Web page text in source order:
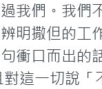
我們。我們
明撒但的工
衝口而出的
這一切說「